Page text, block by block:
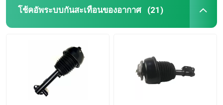
โช้คอัพระบบกันสะเทือนของอากาศ (21)